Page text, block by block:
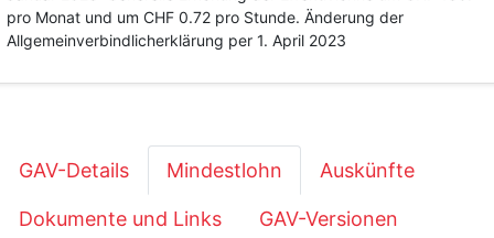
pro Monat und um CHF 0.72 pro Stunde. Änderung der
Allgemeinverbindlicherklärung per 1. April 2023
GAV-Details Mindestlohn Auskünfte
Dokumente und Links GAV-Versionen